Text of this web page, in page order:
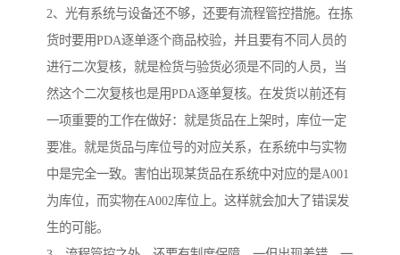
2、光有系统与设备还不够，还要有流程管控措施。在拣
货时要用PDA逐单逐个商品校验，并且要有不同人员的
进行二次复核，就是检货与验货必须是不同的人员，当
然这个二次复核也是用PDA逐单复核。在发货以前还有
一项重要的工作在做好：就是货品在上架时，库位一定
要准。就是货品与库位号的对应关系，在系统中与实物
中是完全一致。害怕出现某货品在系统中对应的是A001
为库位，而实物在A002库位上。这样就会加大了错误发
生的可能。